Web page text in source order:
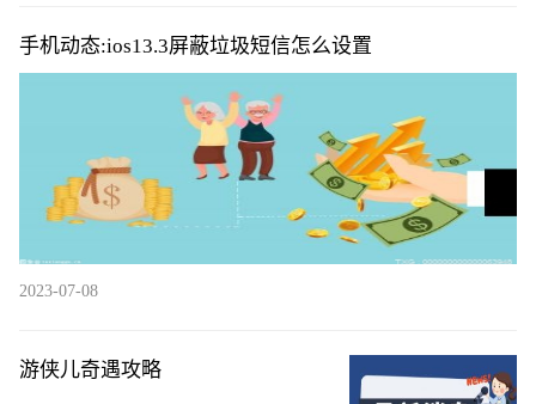
手机动态:ios13.3屏蔽垃圾短信怎么设置
2023-07-08
游侠儿奇遇攻略